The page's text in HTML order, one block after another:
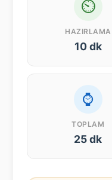
⏲
HAZIRLAMA
10 dk
⌚
TOPLAM
25 dk